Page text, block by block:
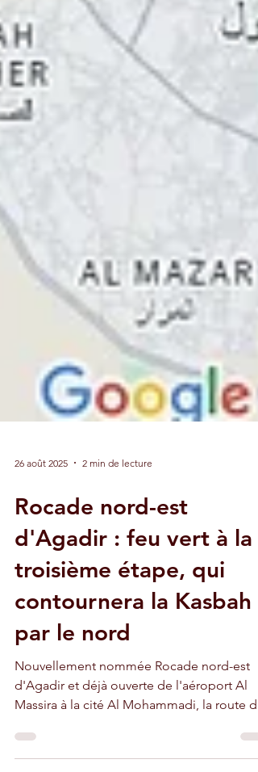
26 août 2025 2 min de lecture
Rocade nord-est
d'Agadir : feu vert à la
troisième étape, qui
contournera la Kasbah
par le nord
Nouvellement nommée Rocade nord-est
Massira à la cité Al Mohammadi, la route de
contournement va connaître sa troisième